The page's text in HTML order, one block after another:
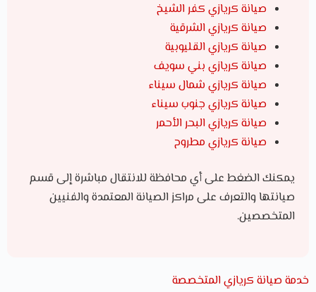
صيانة كريازي كفر الشيخ
صيانة كريازي الشرقية
صيانة كريازي القليوبية
صيانة كريازي بني سويف
صيانة كريازي شمال سيناء
صيانة كريازي جنوب سيناء
صيانة كريازي البحر الأحمر
صيانة كريازي مطروح
يمكنك الضغط على أي محافظة للانتقال مباشرة إلى قسم
صيانتها والتعرف على مراكز الصيانة المعتمدة والفنيين
المتخصصين.
خدمة صيانة كريازي المتخصصة